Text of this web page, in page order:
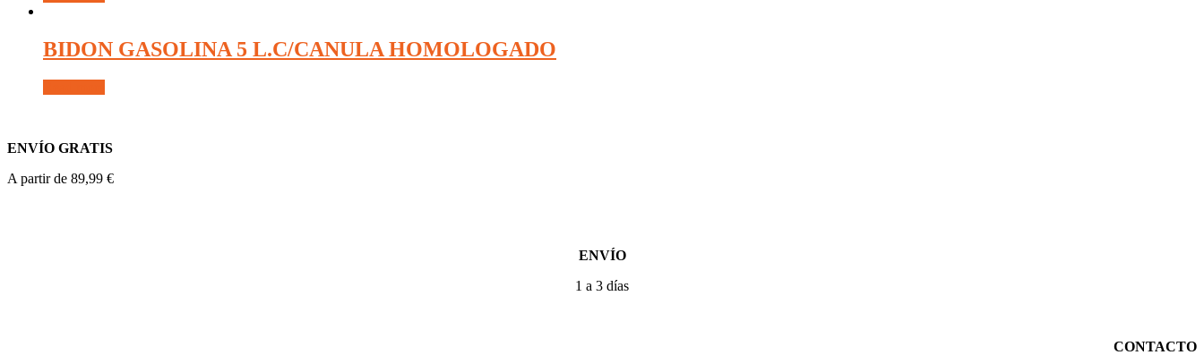
BIDON GASOLINA 5 L.C/CANULA HOMOLOGADO
ENVÍO GRATIS
A partir de 89,99 €
ENVÍO
1 a 3 días
CONTACTO